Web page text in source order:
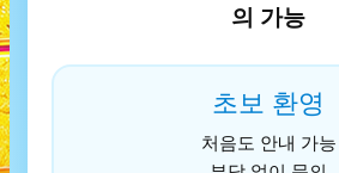
의 가능
초보 환영
처음도 안내 가능